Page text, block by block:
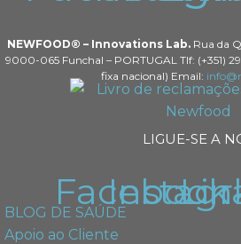
NEWFOOD® – Innovations Lab.Rua da
9000-065 Funchal – PORTUGAL Tlf: (+351)
fixa nacional) Email:
LIGUE-SE A
Facebook
BLOG DE SAÚDE
Apoio ao Cliente